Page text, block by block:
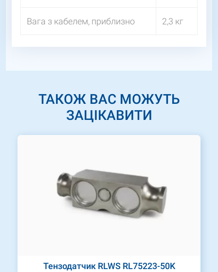
Вага з кабелем, приблизно 2,3 кг
ТАКОЖ ВАС МОЖУТЬ
ЗАЦІКАВИТИ
Тензодатчик RLWS RL75223-50K